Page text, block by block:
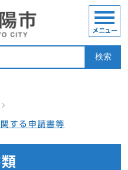
検索
メニュー
する申請書等